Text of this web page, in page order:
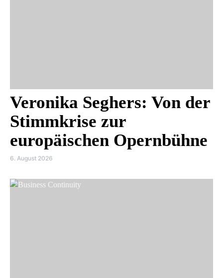
Veronika Seghers: Von der
Stimmkrise zur
europäischen Opernbühne
6. August 2026